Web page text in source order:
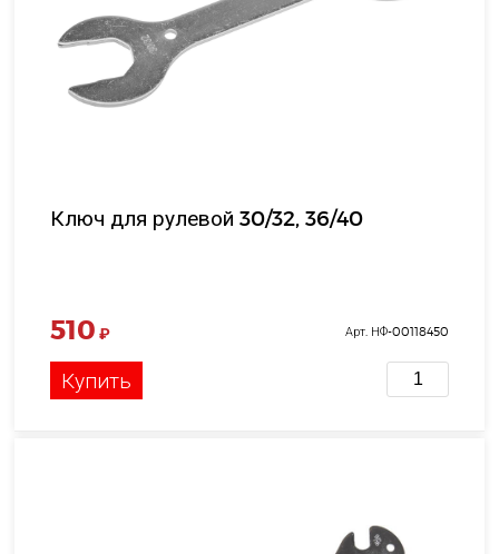
Ключ для рулевой 30/32, 36/40
510 ₽ Арт. НФ-00118450
Купить